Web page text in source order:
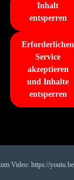
Inhalt
entsperren
Erforderlichen
Service
akzeptieren
und Inhalte
entsperren